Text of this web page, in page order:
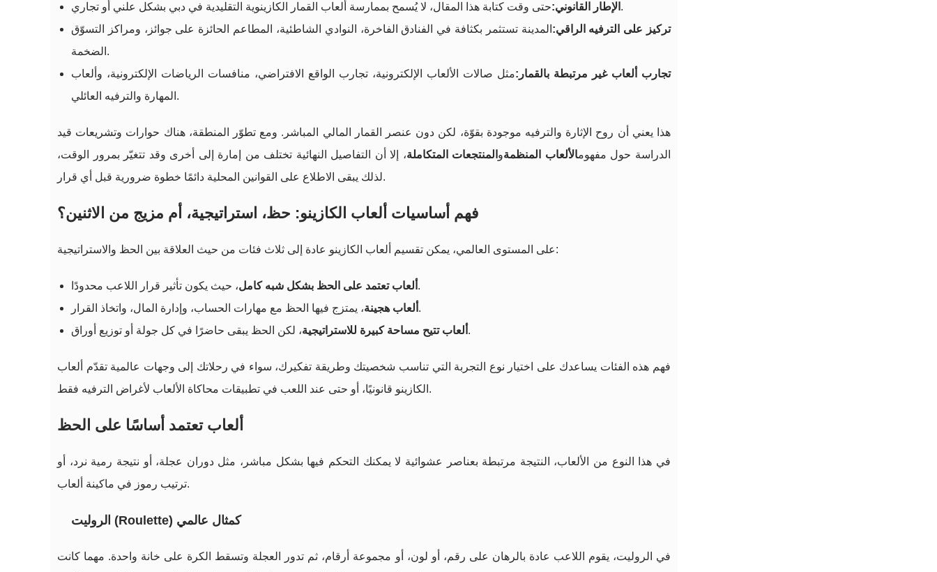
الإطار القانوني: حتى وقت كتابة هذا المقال، لا يُسمح بممارسة ألعاب القمار الكازينوية التقليدية في دبي بشكل علني أو تجاري.
تركيز على الترفيه الراقي: المدينة تستثمر بكثافة في الفنادق الفاخرة، النوادي الشاطئية، المطاعم الحائزة على جوائز، ومراكز التسوّق
الضخمة.
تجارب ألعاب غير مرتبطة بالقمار:مثل صالات الألعاب الإلكترونية، تجارب الواقع الافتراضي، منافسات الرياضات الإلكترونية، وألعاب
المهارة والترفيه العائلي.
هذا يعني أن روح الإثارة والترفيه موجودة بقوّة، لكن دون عنصر القمار المالي المباشر. ومع تطوّر المنطقة، هناك حوارات وتشريعات قيد
الدراسة حول مفهومالألعاب المنظمةو المنتجعات المتكاملة، إلا أن التفاصيل النهائية تختلف من إمارة إلى أخرى وقد تتغيّر بمرور الوقت،
لذلك يبقى الاطلاع على القوانين المحلية دائمًا خطوة ضرورية قبل أي قرار.
فهم أساسيات ألعاب الكازينو: حظ، استراتيجية، أم مزيج من الاثنين؟
على المستوى العالمي، يمكن تقسيم ألعاب الكازينو عادة إلى ثلاث فئات من حيث العلاقة بين الحظ والاستراتيجية:
ألعاب تعتمد على الحظ بشكل شبه كامل ، حيث يكون تأثير قرار اللاعب محدودًا.
ألعاب هجينة ، يمتزج فيها الحظ مع مهارات الحساب، وإدارة المال، واتخاذ القرار.
ألعاب تتيح مساحة كبيرة للاستراتيجية ، لكن الحظ يبقى حاضرًا في كل جولة أو توزيع أوراق.
فهم هذه الفئات يساعدك على اختيار نوع التجربة التي تناسب شخصيتك وطريقة تفكيرك، سواء في رحلاتك إلى وجهات عالمية تقدّم ألعاب
الكازينو قانونيًا، أو حتى عند اللعب في تطبيقات محاكاة الألعاب لأغراض الترفيه فقط.
ألعاب تعتمد أساسًا على الحظ
في هذا النوع من الألعاب، النتيجة مرتبطة بعناصر عشوائية لا يمكنك التحكم فيها بشكل مباشر، مثل دوران عجلة، أو نتيجة رمية نرد، أو
ترتيب رموز في ماكينة ألعاب.
الروليت (Roulette) كمثال عالمي
في الروليت، يقوم اللاعب عادة بالرهان على رقم، أو لون، أو مجموعة أرقام، ثم تدور العجلة وتسقط الكرة على خانة واحدة. مهما كانت